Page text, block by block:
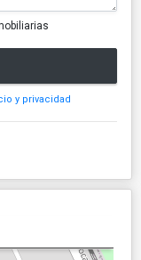
y privacidad